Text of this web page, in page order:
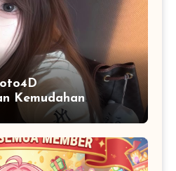
Kemudahan
Digital